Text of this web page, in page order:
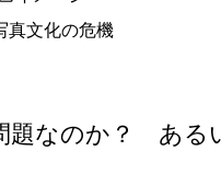
真文化の危機
なのか？ ある